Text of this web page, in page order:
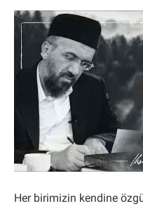
Her birimizin kendine